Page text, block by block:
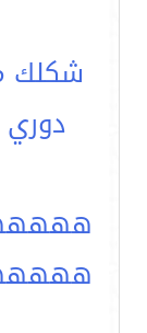
شكلك
دوري